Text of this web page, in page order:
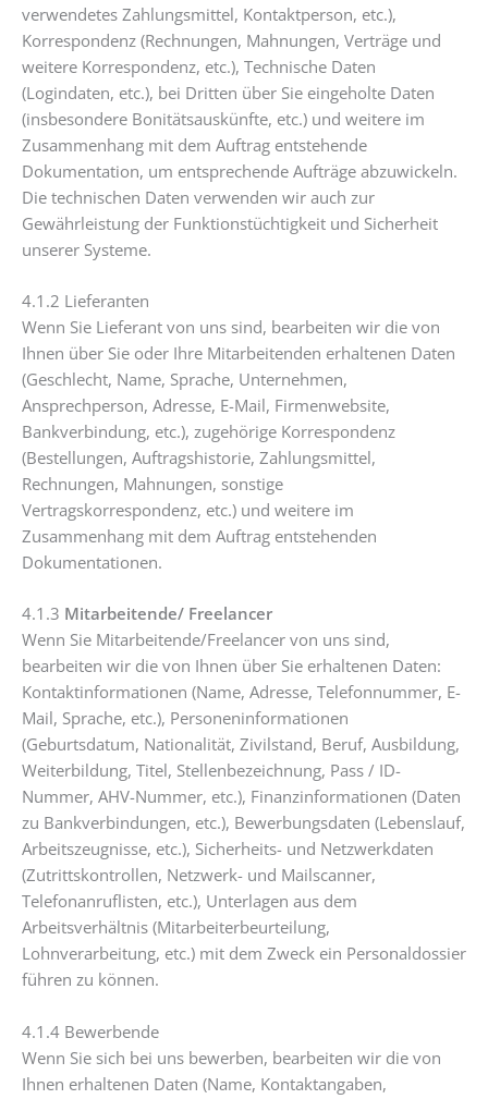
verwendetes Zahlungsmittel, Kontaktperson, etc.),
Korrespondenz (Rechnungen, Mahnungen, Verträge und
weitere Korrespondenz, etc.), Technische Daten
(Logindaten, etc.), bei Dritten über Sie eingeholte Daten
(insbesondere Bonitätsauskünfte, etc.) und weitere im
Zusammenhang mit dem Auftrag entstehende
Dokumentation, um entsprechende Aufträge abzuwickeln.
Die technischen Daten verwenden wir auch zur
Gewährleistung der Funktionstüchtigkeit und Sicherheit
unserer Systeme.
4.1.2 Lieferanten
Wenn Sie Lieferant von uns sind, bearbeiten wir die von
Ihnen über Sie oder Ihre Mitarbeitenden erhaltenen Daten
(Geschlecht, Name, Sprache, Unternehmen,
Ansprechperson, Adresse, E-Mail, Firmenwebsite,
Bankverbindung, etc.), zugehörige Korrespondenz
(Bestellungen, Auftragshistorie, Zahlungsmittel,
Rechnungen, Mahnungen, sonstige
Vertragskorrespondenz, etc.) und weitere im
Zusammenhang mit dem Auftrag entstehenden
Dokumentationen.
4.1.3 Mitarbeitende/ Freelancer
Wenn Sie Mitarbeitende/Freelancer von uns sind,
bearbeiten wir die von Ihnen über Sie erhaltenen Daten:
Kontaktinformationen (Name, Adresse, Telefonnummer, E-
Mail, Sprache, etc.), Personeninformationen
(Geburtsdatum, Nationalität, Zivilstand, Beruf, Ausbildung,
Weiterbildung, Titel, Stellenbezeichnung, Pass / ID-
Nummer, AHV-Nummer, etc.), Finanzinformationen (Daten
zu Bankverbindungen, etc.), Bewerbungsdaten (Lebenslauf,
Arbeitszeugnisse, etc.), Sicherheits- und Netzwerkdaten
(Zutrittskontrollen, Netzwerk- und Mailscanner,
Telefonanruflisten, etc.), Unterlagen aus dem
Arbeitsverhältnis (Mitarbeiterbeurteilung,
Lohnverarbeitung, etc.) mit dem Zweck ein Personaldossier
führen zu können.
4.1.4 Bewerbende
Wenn Sie sich bei uns bewerben, bearbeiten wir die von
Ihnen erhaltenen Daten (Name, Kontaktangaben,